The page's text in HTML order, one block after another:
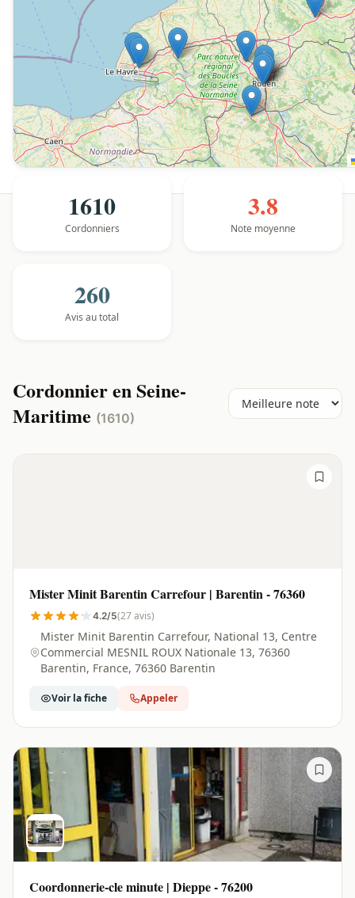
1610
Cordonniers
3.8
Note moyenne
260
Avis au total
Cordonnier en Seine-
Maritime (1610)
Mister Minit Barentin Carrefour | Barentin - 76360
4.2/5(27 avis)
Mister Minit Barentin Carrefour, National 13, Centre
Commercial MESNIL ROUX Nationale 13, 76360
Barentin, France, 76360 Barentin
Voir la fiche Appeler
Coordonnerie-cle minute | Dieppe - 76200